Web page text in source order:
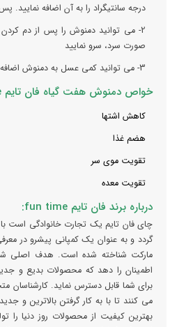
درجه سانتیگراد را به آن اضافه نمایید. پس از 3 تا 5 دقیقه میل
2- می توانید دمنوش را پس از دم
صورت سرد، سرو نمایید
3- می توانید کمی عسل به دمنوش اضافه کرده و بنوشید.
خواص دمنوش هفت گیاه فان تایم Fun time:
کاهش اشتها
هضم غذا
تقویت موی سر
تقویت معده
درباره برند فان تایم fun time:
گردد و به عنوان یک کمپانی پیشرو در
مارکت شناخته شده است. هدف اصلی
اطمینان را دهد که محصولات بدیع و
برای شما قابل دسترس نماید.
می کنند تا با به کار گرفتن بالاترین و
بهترین کیفیت از محصولات روز دنیا را